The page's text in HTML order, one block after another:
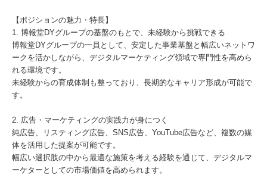
【ポジションの魅力・特長】
1. 博報堂DYグループの基盤のもとで、未経験から挑戦できる
博報堂DYグループの一員として、安定した事業基盤と幅広いネットワ
ークを活かしながら、デジタルマーケティング領域で専門性を高めら
れる環境です。
未経験からの育成体制も整っており、長期的なキャリア形成が可能で
す。
2. 広告・マーケティングの実践力が身につく
純広告、リスティング広告、SNS広告、YouTube広告など、複数の媒
体を活用した提案が可能です。
幅広い選択肢の中から最適な施策を考える経験を通じて、デジタルマ
ーケターとしての市場価値を高められます。